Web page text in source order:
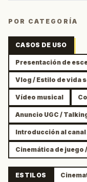
POR CATEGORÍA
CASOS DE USO
Presentación de
Vlog / Estilo de vida
Vídeo musical
Anuncio UGC /
Introducción al canal
Cinemática de juego
ESTILOS